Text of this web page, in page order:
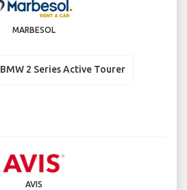
MARBESOL
BMW 2 Series Active Tourer
AVIS